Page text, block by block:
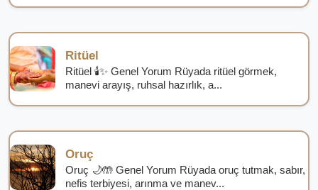
Ritüel
Ritüel 🕯️✨ Genel Yorum Rüyada ritüel görmek,
manevi arayış, ruhsal hazırlık, a...
Oruç
Oruç 🌙🤲 Genel Yorum Rüyada oruç tutmak, sabır,
nefis terbiyesi, arınma ve manev...